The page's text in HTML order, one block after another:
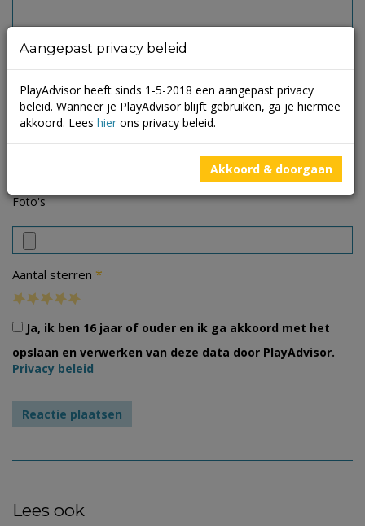
Foto's
Aantal sterren *
Ja, ik ben 16 jaar of ouder en ik ga akkoord met het
opslaan en verwerken van deze data door PlayAdvisor.
Privacy beleid
Lees ook
Aangepast privacy beleid
PlayAdvisor heeft sinds 1-5-2018 een aangepast privacy
beleid. Wanneer je PlayAdvisor blijft gebruiken, ga je hiermee
akkoord. Lees hier ons privacy beleid.
Akkoord & doorgaan